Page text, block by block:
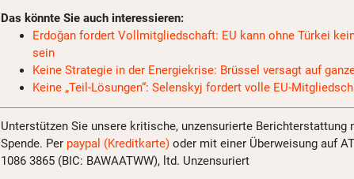
Das könnte Sie auch interessieren:
Erdoğan fordert Vollmitgliedschaft: EU kann ohne Türkei
sein
Keine Strategie in der Energiekrise: Brüssel versagt auf
Keine „Teil-Lösungen“: Selenskyj fordert volle EU-
Unterstützen Sie unsere kritische, unzensurierte Berichterstattung
Spende. Per paypal (Kreditkarte) oder mit einer Überweisung auf
1086 3865 (BIC: BAWAATWW), ltd. Unzensuriert